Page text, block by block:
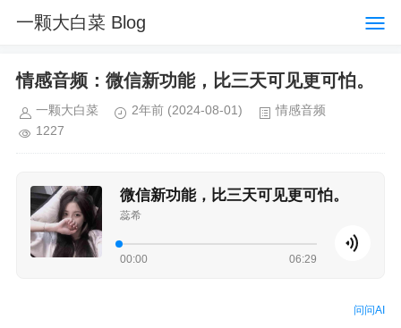
一颗大白菜 Blog
情感音频：微信新功能，比三天可见更可怕。
一颗大白菜 2年前 (2024-08-01)
情感音频
1227
微信新功能，比三天可见更可怕。
蕊希
00:00 06:29
问问AI